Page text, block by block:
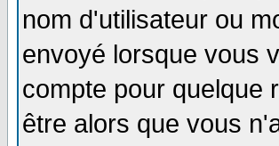
nom d'utilisateur ou
envoyé lorsque vous
compte pour quelque
être alors que vous